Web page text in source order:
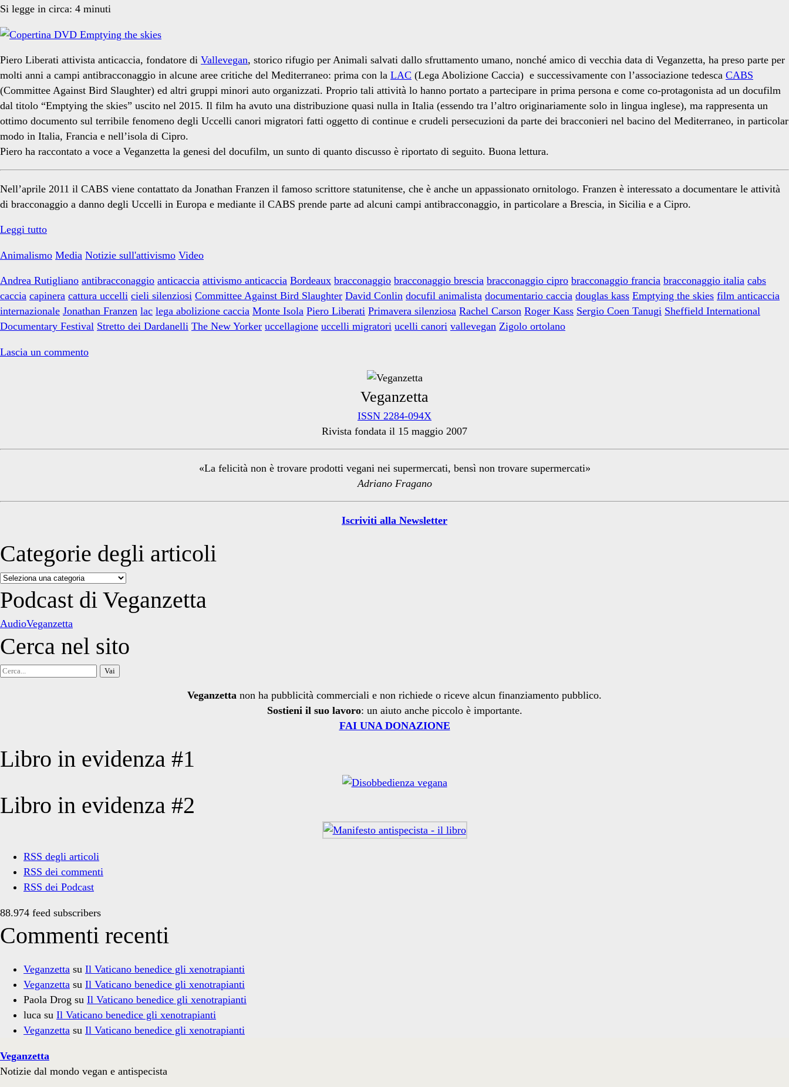
Coen
Tanugi</span>
Si legge in circa: 4 minuti
Piero Liberati attivista anticaccia, fondatore di Vallevegan, storico rifugio per Animali salvati dallo sfruttamento umano, nonché amico di vecchia data di Veganzetta, ha preso parte per
molti anni a campi antibracconaggio in alcune aree critiche del Mediterraneo: prima con la LAC (Lega Abolizione Caccia) e successivamente con l’associazione tedesca CABS
(Committee Against Bird Slaughter) ed altri gruppi minori auto organizzati. Proprio tali attività lo hanno portato a partecipare in prima persona e come co-protagonista ad un docufilm
dal titolo “Emptying the skies” uscito nel 2015. Il film ha avuto una distribuzione quasi nulla in Italia (essendo tra l’altro originariamente solo in lingua inglese), ma rappresenta un
ottimo documento sul terribile fenomeno degli Uccelli canori migratori fatti oggetto di continue e crudeli persecuzioni da parte dei bracconieri nel bacino del Mediterraneo, in particolar
modo in Italia, Francia e nell’isola di Cipro.
Piero ha raccontato a voce a Veganzetta la genesi del docufilm, un sunto di quanto discusso è riportato di seguito. Buona lettura.
Nell’aprile 2011 il CABS viene contattato da Jonathan Franzen il famoso scrittore statunitense, che è anche un appassionato ornitologo. Franzen è interessato a documentare le attività
di bracconaggio a danno degli Uccelli in Europa e mediante il CABS prende parte ad alcuni campi antibracconaggio, in particolare a Brescia, in Sicilia e a Cipro.
Leggi tutto“Emptying
skies”
un
docufilm
da
vedere
Animalismo Media Notizie sull'attivismo Video
Andrea Rutigliano antibracconaggio anticaccia attivismo anticaccia Bordeaux bracconaggio bracconaggio brescia bracconaggio cipro bracconaggio francia bracconaggio italia cabs
caccia capinera cattura uccelli cieli silenziosi Committee Against Bird Slaughter David Conlin docufil animalista documentario caccia douglas kass Emptying the skies film anticaccia
internazionale Jonathan Franzen lac lega abolizione caccia Monte Isola Piero Liberati Primavera silenziosa Rachel Carson Roger Kass Sergio Coen Tanugi Sheffield International
Documentary Festival Stretto dei Dardanelli The New Yorker uccellagione uccelli migratori ucelli canori vallevegan Zigolo ortolano
Lascia un commento
Sidebar
Veganzetta
ISSN 2284-094X
Rivista fondata il 15 maggio 2007
«La felicità non è trovare prodotti vegani nei supermercati, bensì non trovare supermercati»
Adriano Fragano
Iscriviti alla Newsletter
Categorie degli articoli
Categorie
degli
articoli
Podcast di Veganzetta
AudioVeganzetta
Cerca nel sito
Cerca
Veganzetta non ha pubblicità commerciali e non richiede o riceve alcun finanziamento pubblico.
Sostieni il suo lavoro: un aiuto anche piccolo è importante.
FAI UNA DONAZIONE
Libro in evidenza #1
Libro in evidenza #2
RSS degli articoli
RSS dei commenti
RSS dei Podcast
88.974 feed subscribers
Commenti recenti
Veganzetta su Il Vaticano benedice gli xenotrapianti
Veganzetta su Il Vaticano benedice gli xenotrapianti
Paola Drog su Il Vaticano benedice gli xenotrapianti
luca su Il Vaticano benedice gli xenotrapianti
Veganzetta su Il Vaticano benedice gli xenotrapianti
Veganzetta
Notizie dal mondo vegan e antispecista